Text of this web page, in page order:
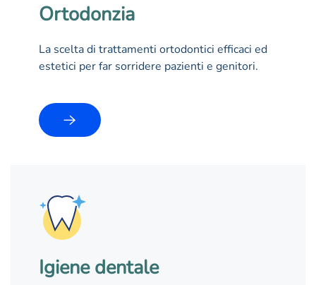
Ortodonzia
La scelta di trattamenti ortodontici efficaci ed
estetici per far sorridere pazienti e genitori.
Igiene dentale